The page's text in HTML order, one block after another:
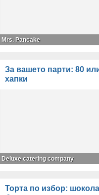
Mrs. Pancake
За вашето парти: 80
хапки
Deluxe catering company
Торта по избор: